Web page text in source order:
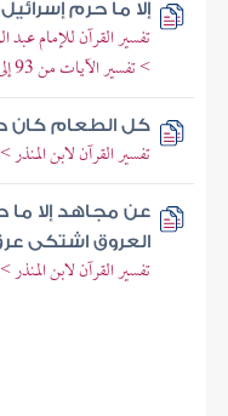
إلا ما حرم
تفسير القرآن للإمام
> تفسير الآيات من 93 إلى 96
كل الطعام كان
تفسير القرآن لابن
عن مجاهد إلا ما
العروق اشتكى
تفسير القرآن لابن